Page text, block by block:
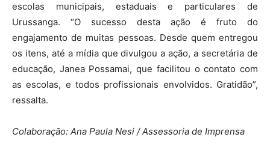
escolas municipais, estaduais e particulares de
Urussanga. “O sucesso desta ação é fruto do
engajamento de muitas pessoas. Desde quem entregou
os itens, até a mídia que divulgou a ação, a secretária de
educação, Janea Possamai, que facilitou o contato com
as escolas, e todos profissionais envolvidos. Gratidão”,
ressalta.
Colaboração: Ana Paula Nesi / Assessoria de Imprensa